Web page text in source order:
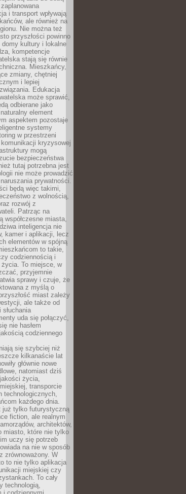
i transport wpływają
ale również na
Nie można też
przyszłości powinno
domy kultury i lokalne
kompetencje
stają się równie
Mieszkańcy,
zmiany, chętniej
i lepiej
Edukacja
może sprawić,
odbierane jako
element
aspektem pozostaje
systemy
w przestrzeni
kryzysowej
mogą
bezpieczeństwa
tutaj potrzebna jest
nie może prowadzić
prywatności.
będą więc takimi,
z wolnością,
rozwój z
Patrząc na
współczesne miasta,
inteligencja nie
kamer i aplikacji, lecz
elementów w spójną
to takie,
codziennością i
życia. To miejsce, w
przyjemnie
sprawy i czuje, że
z myślą o
miast zależy
ale także od
uda się połączyć,
nie hasłem
codziennego
się szybciej niż
kilkanaście lat
głównie nowe
natomiast dziś
życia,
transporcie
technologicznych,
każdego dnia.
już tylko futurystyczną
fiction, ale realnym
architektów,
miasto, które nie tylko
uczy się potrzeb
na nie w sposób
zrównoważony. W
to nie tylko aplikacja
miejskiej czy
To cały
technologią,